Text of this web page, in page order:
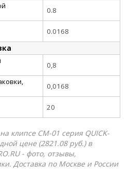
0.8
0.0168
0,8
0,0168
20
клипсе СМ-01 серия QUICK-
цене (2821.08 руб.) в
- фото, отзывы,
Доставка по Москве и России